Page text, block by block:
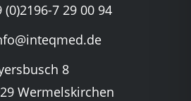
(0)2196-7 29 00 94
8
Wermelskirchen